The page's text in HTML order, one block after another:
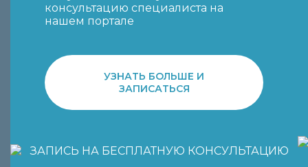
консультацию специалиста на
нашем портале
УЗНАТЬ БОЛЬШЕ И
ЗАПИСАТЬСЯ